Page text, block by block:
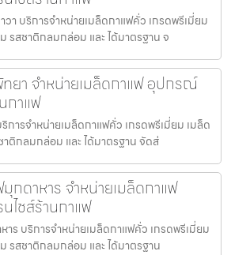
วา บริการจำหน่ายเมล็ดกาแฟคั่ว เกรดพรีเมี่ยม
รสชาติกลมกล่อม และ ได้มาตรฐาน จ
ยา จำหน่ายเมล็ดกาแฟ อุปกรณ์
กาแฟ
การจำหน่ายเมล็ดกาแฟคั่ว เกรดพรีเมี่ยม เมล็ด
ติกลมกล่อม และ ได้มาตรฐาน จัดส่
กดาหาร จำหน่ายเมล็ดกาแฟ
ไชส์ร้านกาแฟ
าร บริการจำหน่ายเมล็ดกาแฟคั่ว เกรดพรีเมี่ยม
รสชาติกลมกล่อม และ ได้มาตรฐาน